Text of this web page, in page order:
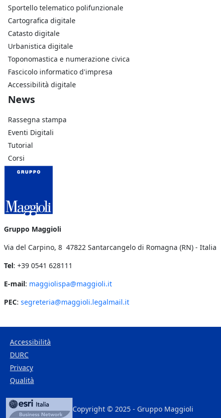
Sportello telematico polifunzionale
Cartografica digitale
Catasto digitale
Urbanistica digitale
Toponomastica e numerazione civica
Fascicolo informatico d'impresa
Accessibilità digitale
Footer Azienda
News
Rassegna stampa
Eventi Digitali
Tutorial
Corsi
Gruppo Maggioli
Via del Carpino, 8 47822 Santarcangelo di Romagna (RN) - Italia
Tel: +39 0541 628111
E-mail: maggiolispa@maggioli.it
PEC: segreteria@maggioli.legalmail.it
Copyright © 2025 - Gruppo Maggioli
Footer Bottom
Accessibilità
DURC
Privacy
Qualità